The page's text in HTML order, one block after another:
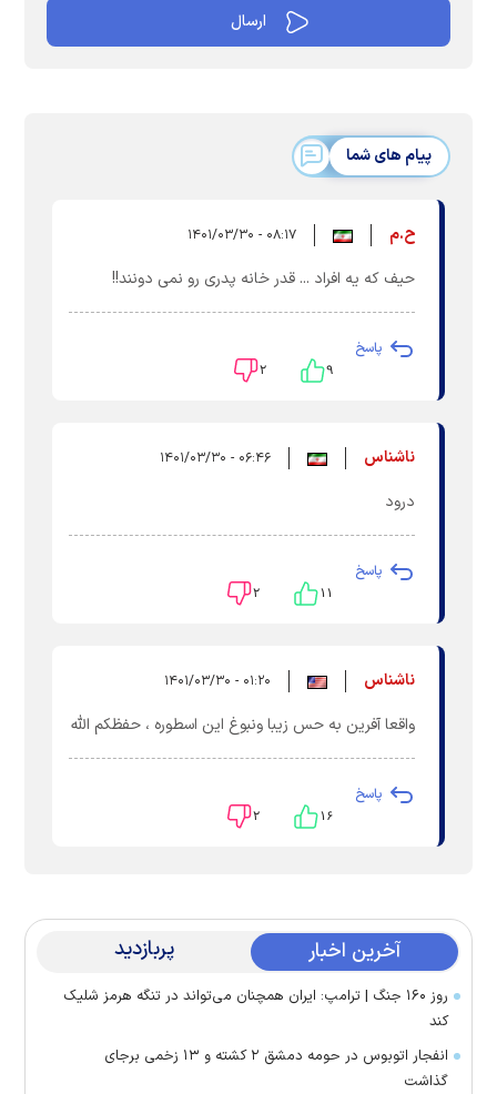
پیام های شما
ح.م ۰۸:۱۷ - ۱۴۰۱/۰۳/۳۰
حیف که یه افراد ... قدر خانه پدری رو نمی دونند!!
پاسخ
۹ ۲
ناشناس ۰۶:۴۶ - ۱۴۰۱/۰۳/۳۰
درود
پاسخ
۱۱ ۲
ناشناس ۰۱:۲۰ - ۱۴۰۱/۰۳/۳۰
واقعا آفرین به حس زیبا ونبوغ این اسطوره ، حفظکم الله
پاسخ
۱۶ ۲
آخرین اخبار پربازدید
روز ۱۶۰ جنگ | ترامپ: ایران همچنان می‌تواند در تنگه هرمز شلیک
کند
انفجار اتوبوس در حومه دمشق ۲ کشته و ۱۳ زخمی برجای
گذاشت